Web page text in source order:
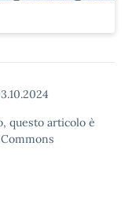
questo articolo è